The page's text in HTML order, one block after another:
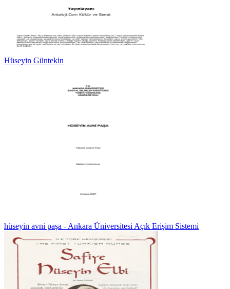
Hüseyin Güntekin
hüseyin avni paşa - Ankara Üniversitesi Açık Erişim Sistemi